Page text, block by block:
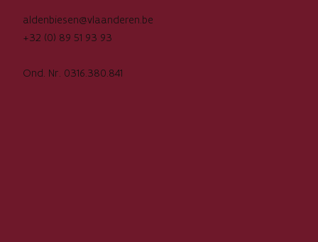
aldenbiesen@vlaanderen.be
+32 (0) 89 51 93 93
Ond. Nr. 0316.380.841